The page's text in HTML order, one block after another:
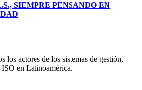
SIEMPRE PENSANDO EN
los actores de los sistemas de gestión,
en Latinoamérica.